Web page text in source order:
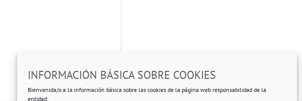
INFORMACIÓN BÁSICA SOBRE COOKIES
Bienvenida/o a la información básica sobre las cookies de la página web responsabilidad de la
entidad: